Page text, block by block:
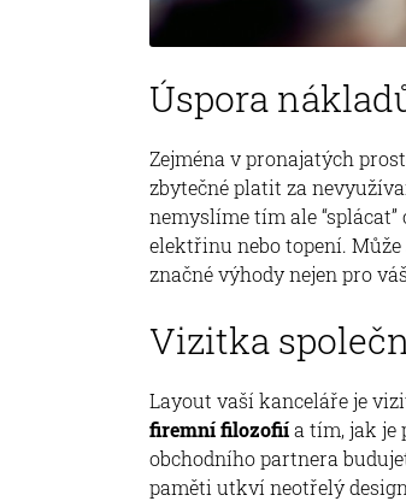
Úspora
Zejména v pronajatých
zbytečné platit za
nemyslíme tím ale
elektřinu nebo topení.
značné výhody nejen pro
Vizitka
Layout vaší kanceláře je
firemní filozofiía tím, jak je
obchodního partnera
paměti utkví neotřelý